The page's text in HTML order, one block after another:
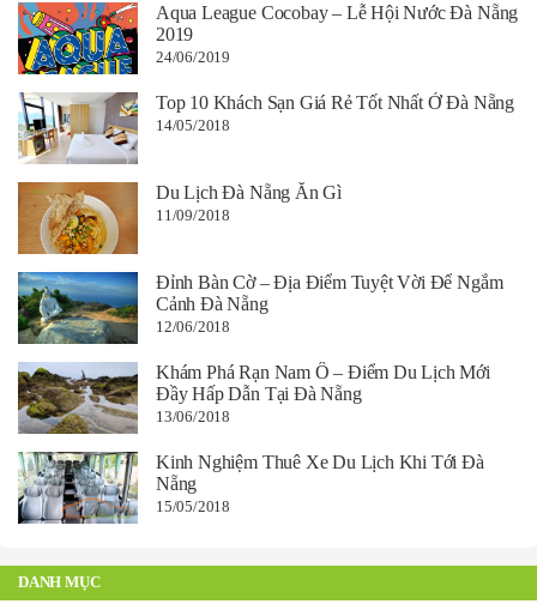
Aqua League Cocobay – Lễ Hội Nước Đà Nẵng
2019
24/06/2019
Top 10 Khách Sạn Giá Rẻ Tốt Nhất Ở Đà Nẵng
14/05/2018
Du Lịch Đà Nẵng Ăn Gì
11/09/2018
Đỉnh Bàn Cờ – Địa Điểm Tuyệt Vời Để Ngắm
Cảnh Đà Nẵng
12/06/2018
Khám Phá Rạn Nam Ô – Điểm Du Lịch Mới
Đầy Hấp Dẫn Tại Đà Nẵng
13/06/2018
Kinh Nghiệm Thuê Xe Du Lịch Khi Tới Đà
Nẵng
15/05/2018
DANH MỤC